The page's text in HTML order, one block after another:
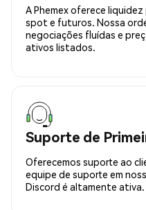
A Phemex oferece
spot e futuros. Nossa
negociações fluídas e
ativos listados.
Suporte de
Oferecemos suporte ao
equipe de suporte em
Discord é altamente ativa.